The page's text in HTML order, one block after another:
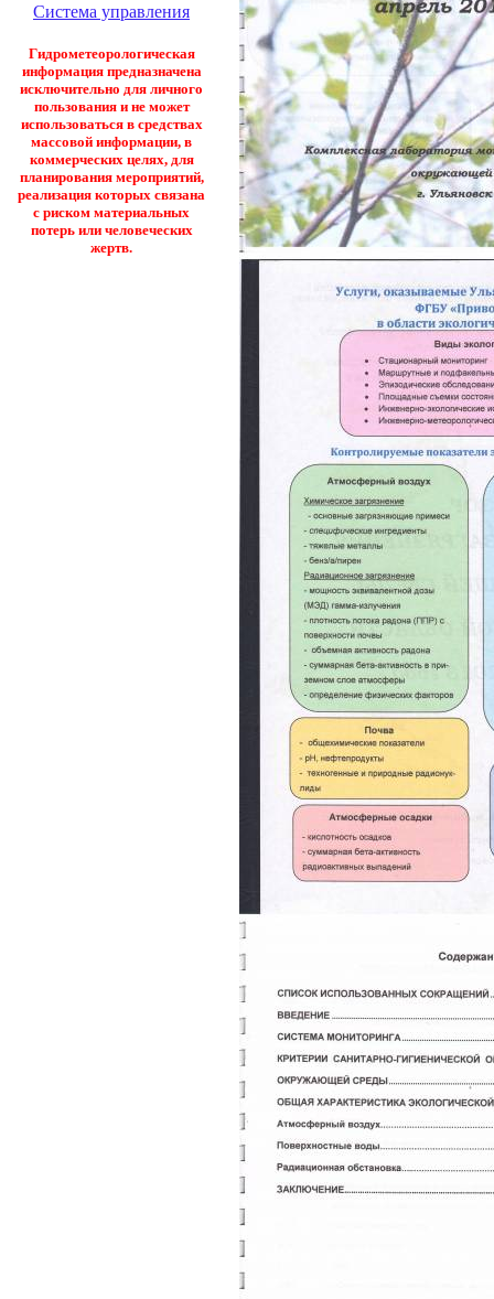
Система управления
Гидрометеорологическая
информация предназначена
исключительно для личного
пользования и не может
использоваться в средствах
массовой информации, в
коммерческих целях, для
планирования мероприятий,
реализация которых связана
с риском материальных
потерь или человеческих
жертв.